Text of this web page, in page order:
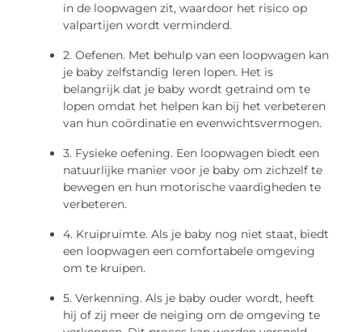
in de loopwagen zit, waardoor het risico op
valpartijen wordt verminderd.
2. Oefenen. Met behulp van een loopwagen kan
je baby zelfstandig leren lopen. Het is
belangrijk dat je baby wordt getraind om te
lopen omdat het helpen kan bij het verbeteren
van hun coördinatie en evenwichtsvermogen.
3. Fysieke oefening. Een loopwagen biedt een
natuurlijke manier voor je baby om zichzelf te
bewegen en hun motorische vaardigheden te
verbeteren.
4. Kruipruimte. Als je baby nog niet staat, biedt
een loopwagen een comfortabele omgeving
om te kruipen.
5. Verkenning. Als je baby ouder wordt, heeft
hij of zij meer de neiging om de omgeving te